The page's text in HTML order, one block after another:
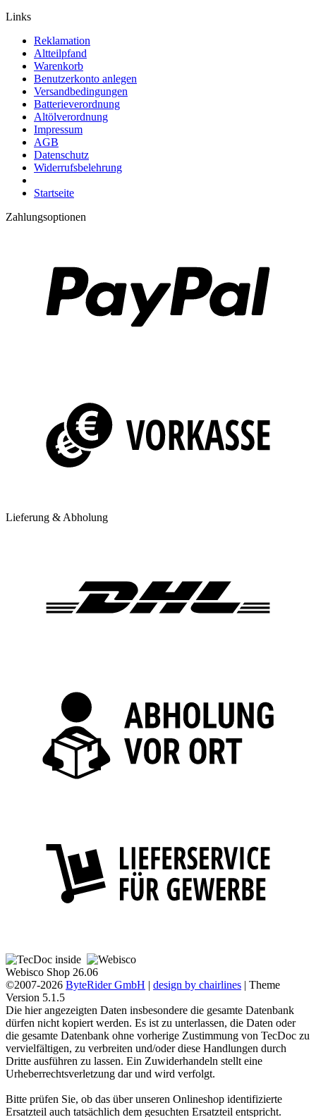
Links
Reklamation
Altteilpfand
Warenkorb
Benutzerkonto anlegen
Versandbedingungen
Batterieverordnung
Altölverordnung
Impressum
AGB
Datenschutz
Widerrufsbelehrung
Startseite
Zahlungsoptionen
Lieferung & Abholung
Webisco Shop 26.06
©2007-2026 ByteRider GmbH | design by chairlines | Theme
Version 5.1.5
Die hier angezeigten Daten insbesondere die gesamte Datenbank
dürfen nicht kopiert werden. Es ist zu unterlassen, die Daten oder
die gesamte Datenbank ohne vorherige Zustimmung von TecDoc zu
vervielfältigen, zu verbreiten und/oder diese Handlungen durch
Dritte ausführen zu lassen. Ein Zuwiderhandeln stellt eine
Urheberrechtsverletzung dar und wird verfolgt.
Bitte prüfen Sie, ob das über unseren Onlineshop identifizierte
Ersatzteil auch tatsächlich dem gesuchten Ersatzteil entspricht.